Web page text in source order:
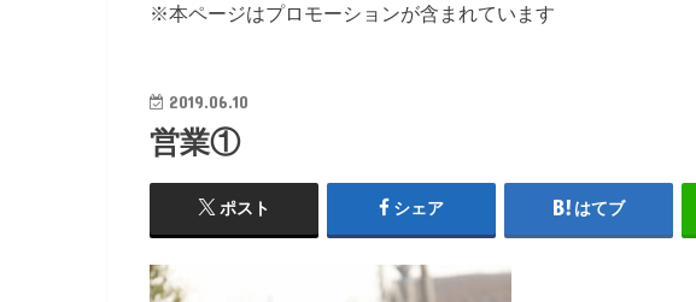
※本ページはプロモーションが含まれています
2019.06.10
営業①
ポスト シェア はてブ